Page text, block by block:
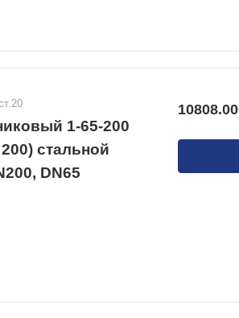
1-65-200
стальной
DN65
10808.00